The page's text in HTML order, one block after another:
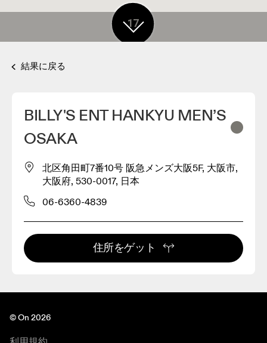
17
結果に戻る
BILLY'S ENT HANKYU MEN’S
OSAKA
北区角田町7番10号 阪急メンズ大阪5F, 大阪市,
大阪府, 530-0017, 日本
06-6360-4839
住所をゲット
© On 2026